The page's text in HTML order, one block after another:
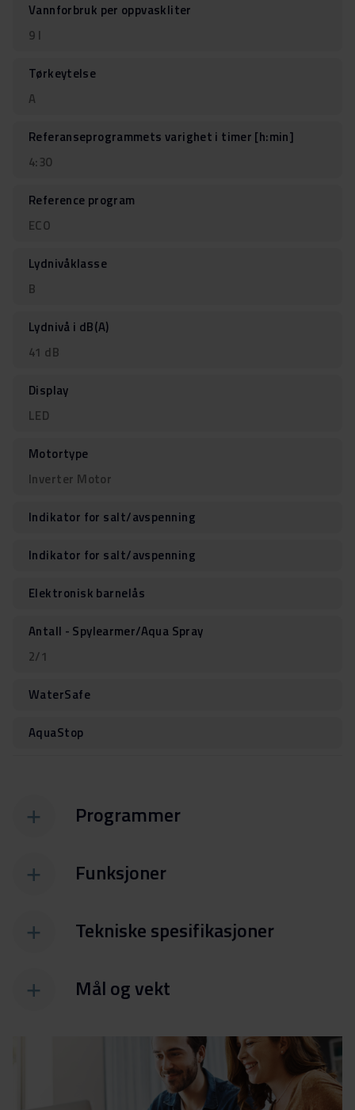
Vannforbruk per oppvaskliter
9 l
Tørkeytelse
A
Referanseprogrammets varighet i timer [h:min]
4:30
Reference program
ECO
Lydnivåklasse
B
Lydnivå i dB(A)
41 dB
Display
LED
Motortype
Inverter Motor
Indikator for salt/avspenning
Indikator for salt/avspenning
Elektronisk barnelås
Antall - Spylearmer/Aqua Spray
2/1
WaterSafe
AquaStop
Programmer
Funksjoner
Tekniske spesifikasjoner
Mål og vekt